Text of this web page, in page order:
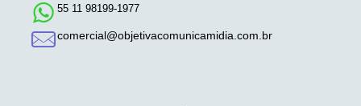
55 11 98199-1977
comercial@objetivacomunicamidia.com.br